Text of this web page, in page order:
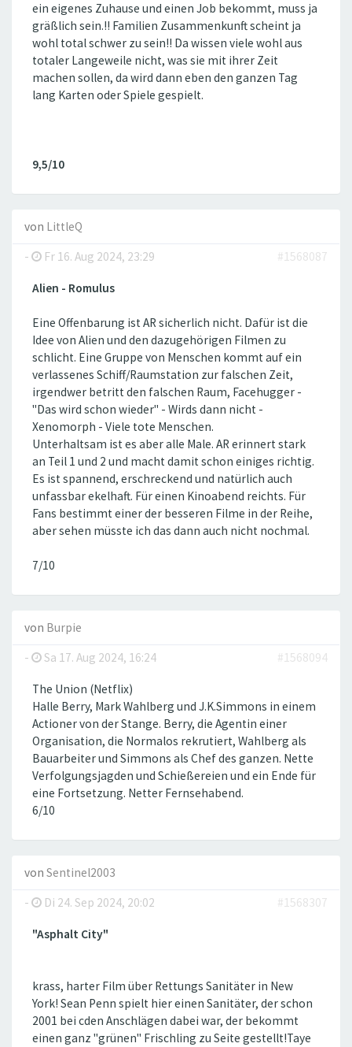
ein eigenes Zuhause und einen Job bekommt, muss ja
gräßlich sein.!! Familien Zusammenkunft scheint ja
wohl total schwer zu sein!! Da wissen viele wohl aus
totaler Langeweile nicht, was sie mit ihrer Zeit
machen sollen, da wird dann eben den ganzen Tag
lang Karten oder Spiele gespielt.
9,5/10
von LittleQ
-
Fr 16. Aug 2024, 23:29 #1568087
Alien - Romulus
Eine Offenbarung ist AR sicherlich nicht. Dafür ist die
Idee von Alien und den dazugehörigen Filmen zu
schlicht. Eine Gruppe von Menschen kommt auf ein
verlassenes Schiff/Raumstation zur falschen Zeit,
irgendwer betritt den falschen Raum, Facehugger -
"Das wird schon wieder" - Wirds dann nicht -
Xenomorph - Viele tote Menschen.
Unterhaltsam ist es aber alle Male. AR erinnert stark
an Teil 1 und 2 und macht damit schon einiges richtig.
Es ist spannend, erschreckend und natürlich auch
unfassbar ekelhaft. Für einen Kinoabend reichts. Für
Fans bestimmt einer der besseren Filme in der Reihe,
aber sehen müsste ich das dann auch nicht nochmal.
7/10
von Burpie
-
Sa 17. Aug 2024, 16:24 #1568094
The Union (Netflix)
Halle Berry, Mark Wahlberg und J.K.Simmons in einem
Actioner von der Stange. Berry, die Agentin einer
Organisation, die Normalos rekrutiert, Wahlberg als
Bauarbeiter und Simmons als Chef des ganzen. Nette
Verfolgungsjagden und Schießereien und ein Ende für
eine Fortsetzung. Netter Fernsehabend.
6/10
von Sentinel2003
-
Di 24. Sep 2024, 20:02 #1568307
"Asphalt City"
krass, harter Film über Rettungs Sanitäter in New
York! Sean Penn spielt hier einen Sanitäter, der schon
2001 bei cden Anschlägen dabei war, der bekommt
einen ganz "grünen" Frischling zu Seite gestellt!Taye